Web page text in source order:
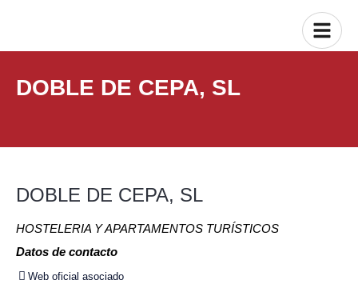
DOBLE DE CEPA, SL
DOBLE DE CEPA, SL
HOSTELERIA Y APARTAMENTOS TURÍSTICOS
Datos de contacto
Web oficial asociado